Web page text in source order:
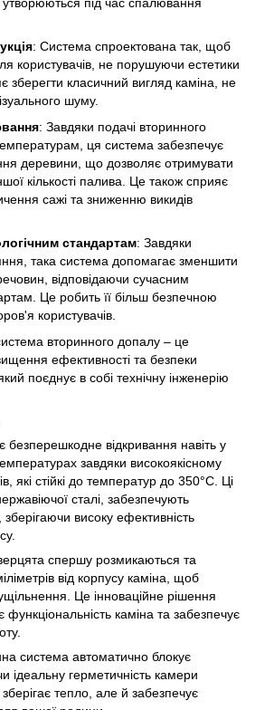
: Система спроектована так, щоб
користувачів, не порушуючи естетики
зберегти класичний вигляд каміна, не
шуму.
: Завдяки подачі вторинного
ця система забезпечує
деревини, що дозволяє отримувати
кількості палива. Це також сприяє
сажі та зниженню викидів
стандартам: Завдяки
така система допомагає зменшити
відповідаючи сучасним
Це робить її більш безпечною
користувачів.
вторинного допалу – це
ефективності та безпеки
поєднує в собі технічну інженерію
відкривання навіть у
завдяки високоякісному
які стійкі до температур до 350°C. Ці
сталі, забезпечують
високу ефективність
спершу розмикаються та
від корпусу каміна, щоб
Це інноваційне рішення
каміна та забезпечує
система автоматично блокує
ідеальну герметичність камери
тепло, але й забезпечує